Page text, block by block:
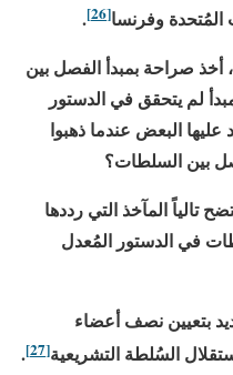
المُتحدة وفرنسا[26]
.
، أخذ صراحة بمبدأ الفصل بين
لم يتحقق في الدستور
عليها البعض عندما ذهبوا
بين السلطات؟
تالياً المآخذ التي رددها
في الدستور المُعدل
بتعيين نصف أعضاء
السُلطة التشريعية[27]
.